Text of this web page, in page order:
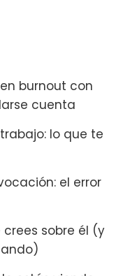
burnout con
cuenta
lo que te
el error
sobre él (y